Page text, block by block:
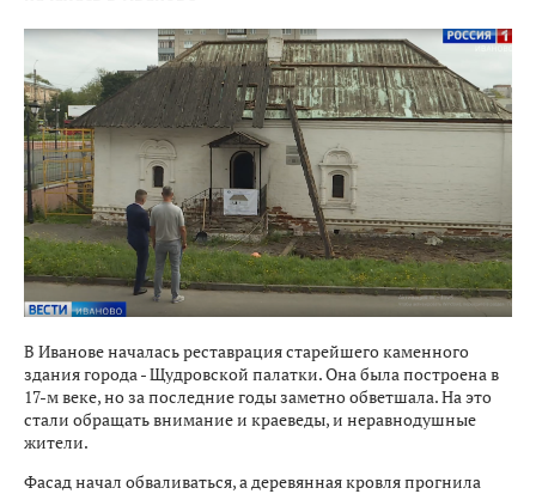
В Иванове началась реставрация старейшего каменного
здания города - Щудровской палатки. Она была построена в
17-м веке, но за последние годы заметно обветшала. На это
стали обращать внимание и краеведы, и неравнодушные
жители.
Фасад начал обваливаться, а деревянная кровля прогнила